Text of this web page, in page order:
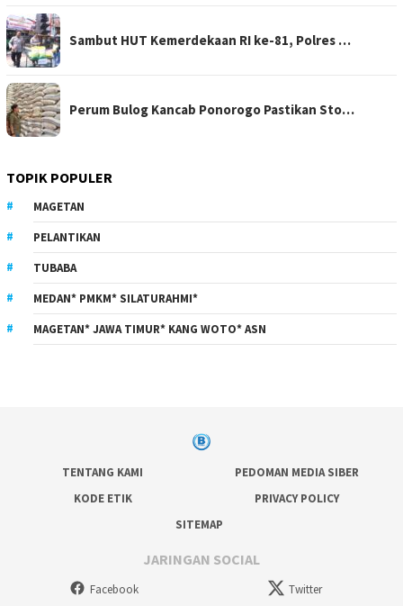
Sambut HUT Kemerdekaan RI ke-81, Polres …
Perum Bulog Kancab Ponorogo Pastikan Sto…
TOPIK POPULER
MAGETAN
PELANTIKAN
TUBABA
MEDAN* PMKM* SILATURAHMI*
MAGETAN* JAWA TIMUR* KANG WOTO* ASN
TENTANG KAMI
PEDOMAN MEDIA SIBER
KODE ETIK
PRIVACY POLICY
SITEMAP
JARINGAN SOCIAL
Facebook Twitter